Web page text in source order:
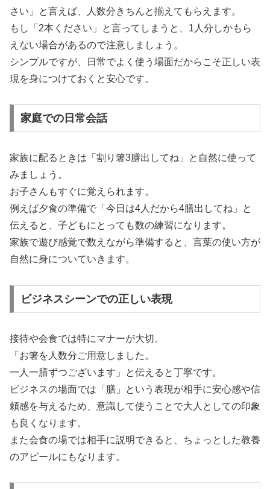
さい」と言えば、人数分きちんと揃えてもらえます。
もし「2本ください」と言ってしまうと、1人分しかもら
えない場合があるので注意しましょう。
シンプルですが、日常でよく使う場面だからこそ正しい表
現を身につけておくと安心です。
家庭での日常会話
家族に配るときは「割り箸3膳出してね」と自然に使って
みましょう。
お子さんもすぐに覚えられます。
例えば夕食の準備で「今日は4人だから4膳出してね」と
伝えると、子どもにとっても数の練習になります。
家族で遊び感覚で数えながら準備すると、言葉の使い方が
自然に身についていきます。
ビジネスシーンでの正しい表現
接待や会食では特にマナーが大切。
「お箸を人数分ご用意しました。
一人一膳ずつございます」と伝えると丁寧です。
ビジネスの場面では「膳」という表現が相手に安心感や信
頼感を与えるため、意識して使うことで大人としての印象
も良くなります。
また会食の場では相手に説明できると、ちょっとした教養
のアピールにもなります。